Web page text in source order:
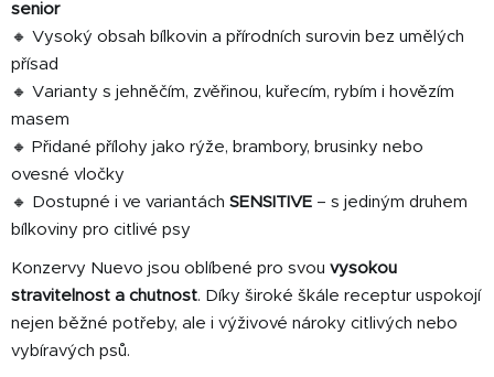
y
ý
s
senior
🔸 Vysoký obsah bílkovin a přírodních surovin bez umělých
přísad
🔸 Varianty s jehněčím, zvěřinou, kuřecím, rybím i hovězím
masem
🔸 Přidané přílohy jako rýže, brambory, brusinky nebo
ovesné vločky
🔸 Dostupné i ve variantách SENSITIVE – s jediným druhem
bílkoviny pro citlivé psy
Konzervy Nuevo jsou oblíbené pro svou vysokou
stravitelnost a chutnost. Díky široké škále receptur uspokojí
nejen běžné potřeby, ale i výživové nároky citlivých nebo
vybíravých psů.